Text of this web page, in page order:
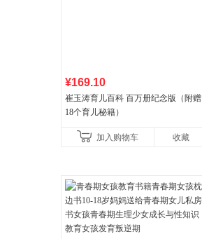
¥169.10
崔玉涛育儿百科 百万册纪念版（附赠
18个育儿秘籍）
加入购物车 收藏